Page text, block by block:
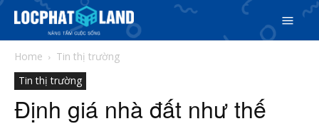
Home
Tin thị trường
Tin thị trường
Định giá nhà đất như thế